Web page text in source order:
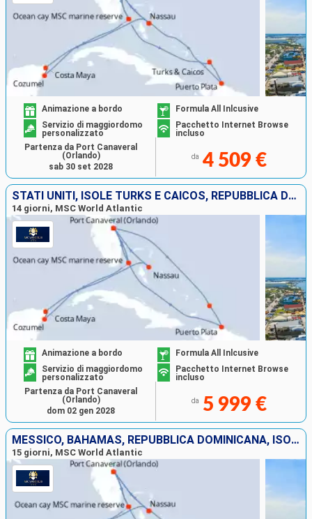
Animazione a bordo
Formula All Inlcusive
Servizio di maggiordomo
personalizzato
Pacchetto Internet Browse
incluso
da 4 509 €
Partenza da Port Canaveral
(Orlando)
sab 30 set 2028
STATI UNITI, ISOLE TURKS E CAICOS, REPUBBLICA DOMINICANA, BAHAMAS, MESSICO
14 giorni, MSC World Atlantic
Animazione a bordo
Formula All Inlcusive
Servizio di maggiordomo
personalizzato
Pacchetto Internet Browse
incluso
da 5 999 €
Partenza da Port Canaveral
(Orlando)
dom 02 gen 2028
MESSICO, BAHAMAS, REPUBBLICA DOMINICANA, ISOLE TURKS E CAICOS, STATI UNITI
15 giorni, MSC World Atlantic